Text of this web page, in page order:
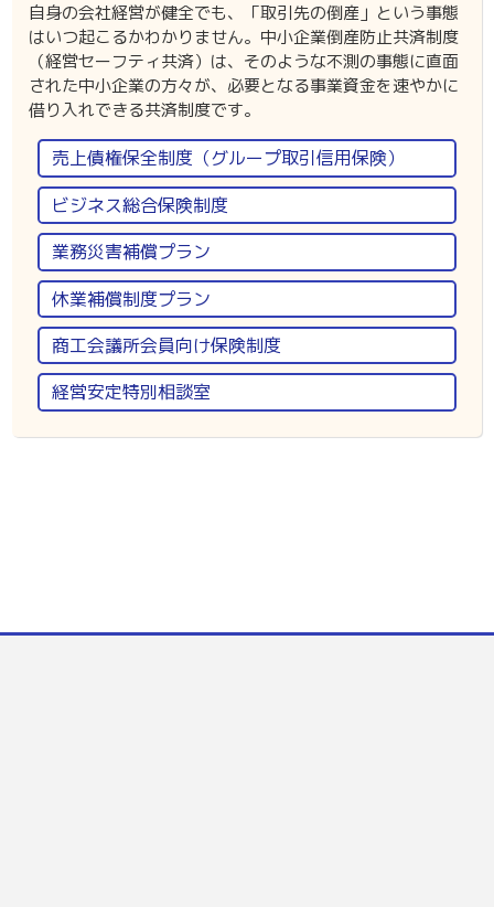
自身の会社経営が健全でも、「取引先の倒産」という事態
はいつ起こるかわかりません。中小企業倒産防止共済制度
（経営セーフティ共済）は、そのような不測の事態に直面
された中小企業の方々が、必要となる事業資金を速やかに
借り入れできる共済制度です。
売上債権保全制度（グループ取引信用保険）
ビジネス総合保険制度
業務災害補償プラン
休業補償制度プラン
商工会議所会員向け保険制度
経営安定特別相談室